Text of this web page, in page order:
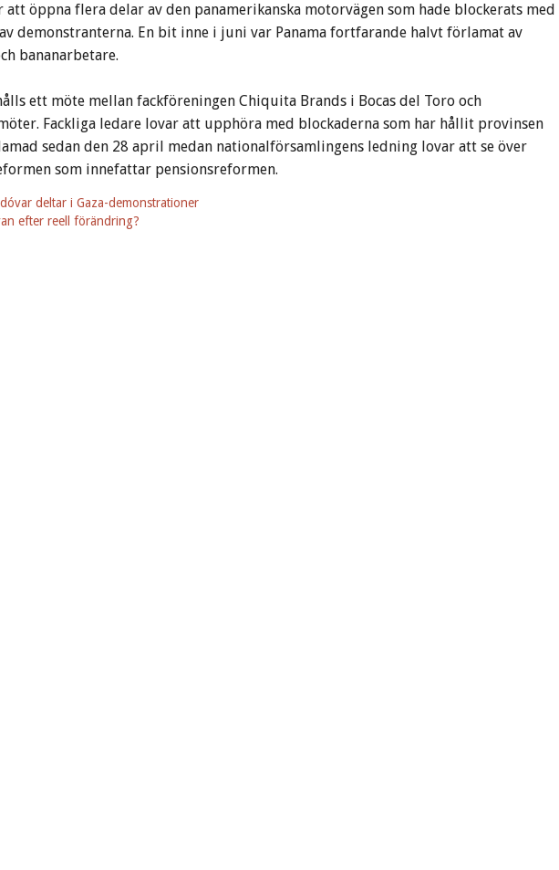
öppna flera delar av den panamerikanska motorvägen som hade blockerats med
demonstranterna. En bit inne i juni var Panama fortfarande halvt förlamat av
bananarbetare.
ett möte mellan fackföreningen Chiquita Brands i Bocas del Toro och
Fackliga ledare lovar att upphöra med blockaderna som har hållit provinsen
sedan den 28 april medan nationalförsamlingens ledning lovar att se över
som innefattar pensionsreformen.
deltar i Gaza-demonstrationer
efter reell förändring?